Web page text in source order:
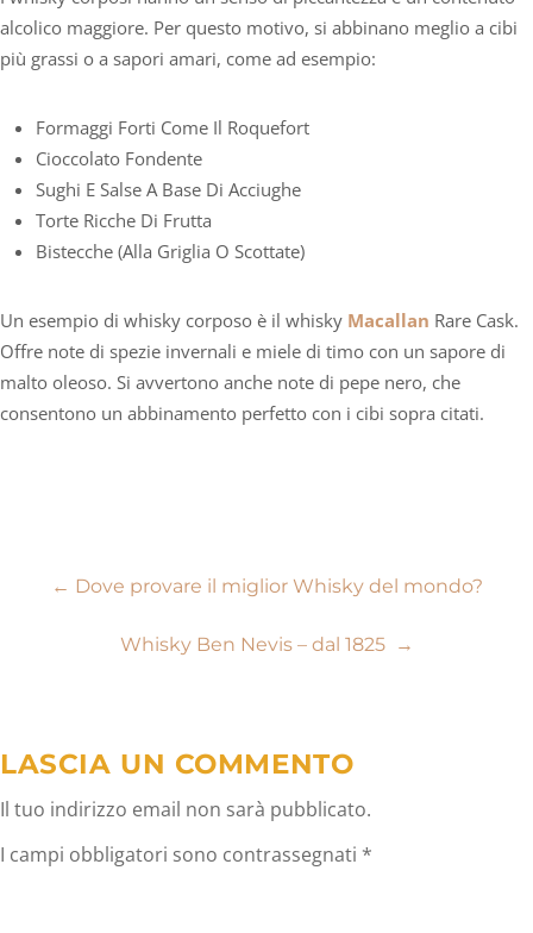
alcolico maggiore. Per questo motivo, si abbinano meglio a cibi
più grassi o a sapori amari, come ad esempio:
Formaggi Forti Come Il Roquefort
Cioccolato Fondente
Sughi E Salse A Base Di Acciughe
Torte Ricche Di Frutta
Bistecche (alla Griglia O Scottate)
Un esempio di whisky corposo è il whisky Macallan Rare Cask.
Offre note di spezie invernali e miele di timo con un sapore di
malto oleoso. Si avvertono anche note di pepe nero, che
consentono un abbinamento perfetto con i cibi sopra citati.
Navigazione
articoli
← Dove provare il miglior Whisky del mondo?
Whisky Ben Nevis – dal 1825 →
LASCIA UN COMMENTO
Il tuo indirizzo email non sarà pubblicato.
I campi obbligatori sono contrassegnati *